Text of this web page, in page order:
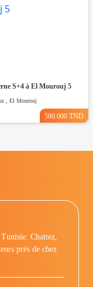
S+4 à El Mourouj 5
, El Mourouj
580.000 TND
Chattez,
prés de chez